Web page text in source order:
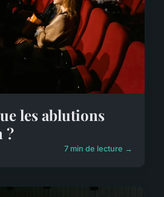
les ablutions
?
7 min de lecture →